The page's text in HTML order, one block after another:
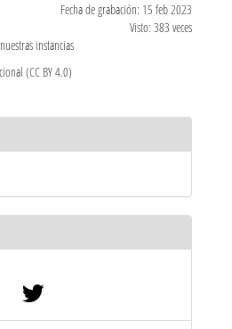
Fecha de grabación: 15 feb 2023
Visto: 383 veces
instancias
(CC BY 4.0)